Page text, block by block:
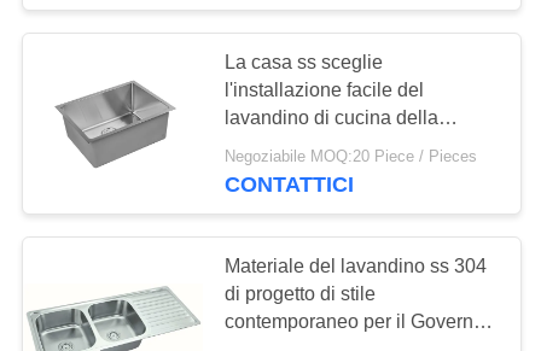
Doppio lavandino di
cucina della ciotola
La casa ss sceglie
l'installazione facile del
lavandino di cucina della
ciotola con lo scolapiatti delle
inserzioni
Negoziabile MOQ:20 Piece / Pieces
CONTATTICI
Materiale del lavandino ss 304
di progetto di stile
contemporaneo per il Governo